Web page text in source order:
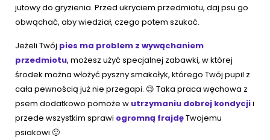
jutowy do gryzienia. Przed ukryciem przedmiotu, daj psu go
obwąchać, aby wiedział, czego potem szukać.
Jeżeli Twój pies ma problem z wywąchaniem
przedmiotu, możesz użyć specjalnej zabawki, w której
środek można włożyć pyszny smakołyk, którego Twój pupil z
cała pewnością już nie przegapi. 😉 Taka praca węchowa z
psem dodatkowo pomoże w utrzymaniu dobrej kondycjii
przede wszystkim sprawi ogromną frajdęTwojemu
psiakowi 🙂